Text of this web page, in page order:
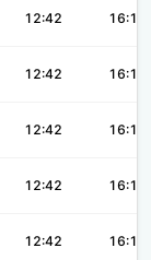
12:42 16:17
12:42 16:16
12:42 16:16
12:42 16:16
12:42 16:16